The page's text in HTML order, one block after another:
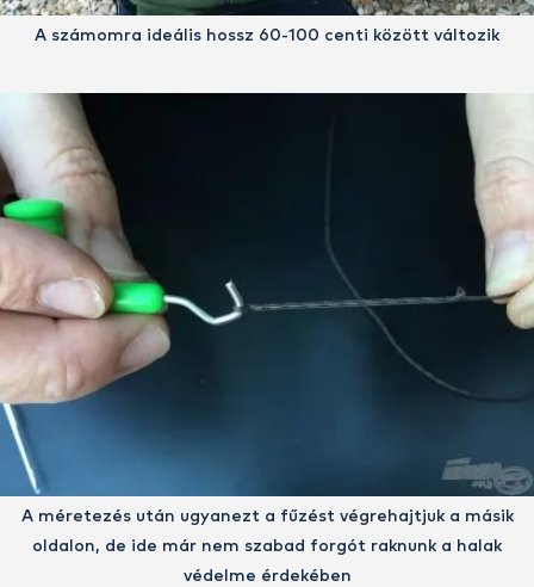
A számomra ideális hossz 60-100 centi között változik
A méretezés után ugyanezt a fűzést végrehajtjuk a másik
oldalon, de ide már nem szabad forgót raknunk a halak
védelme érdekében